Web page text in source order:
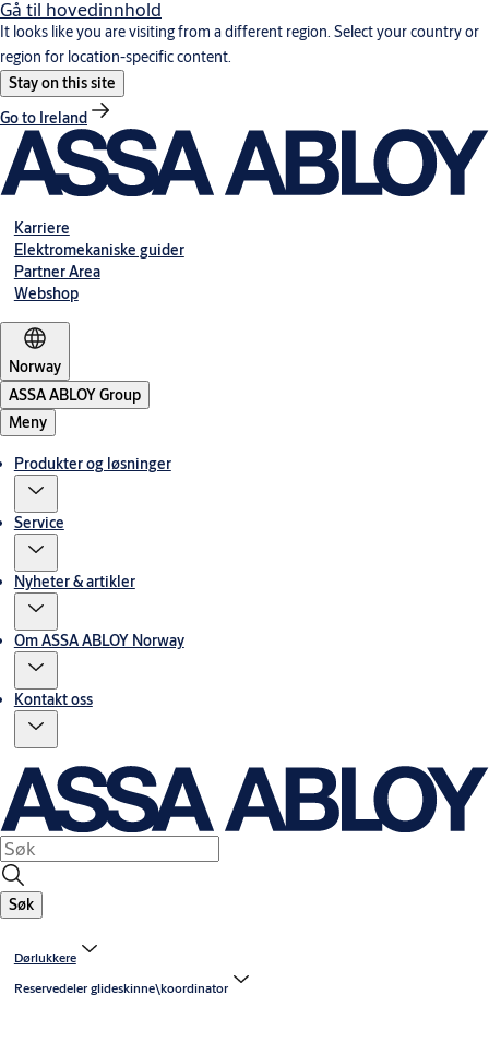
Gå til hovedinnhold
It looks like you are visiting from a different region. Select your country or
region for location-specific content.
Stay on this site
Go to Ireland
Karriere
Elektromekaniske guider
Partner Area
Webshop
Norway
ASSA ABLOY Group
Meny
Produkter og løsninger
Service
Nyheter & artikler
Om ASSA ABLOY Norway
Kontakt oss
Søk
Dørlukkere
Reservedeler glideskinne\koordinator